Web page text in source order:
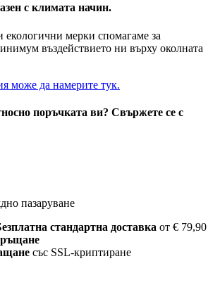
с климата начин.
мерки спомагаме за
въздействието ни върху околната
може да намерите тук.
поръчката ви? Свържете се с
пазаруване
стандартна доставка от € 79,90
със SSL-криптиране